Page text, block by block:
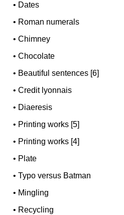
• Dates
• Roman numerals
•Chimney
•Chocolate
• Beautiful sentences [6]
•Credit lyonnais
• Diaeresis
• Printing works [5]
• Printing works [4]
• Plate
•Typo versus Batman
• Mingling
• Recycling